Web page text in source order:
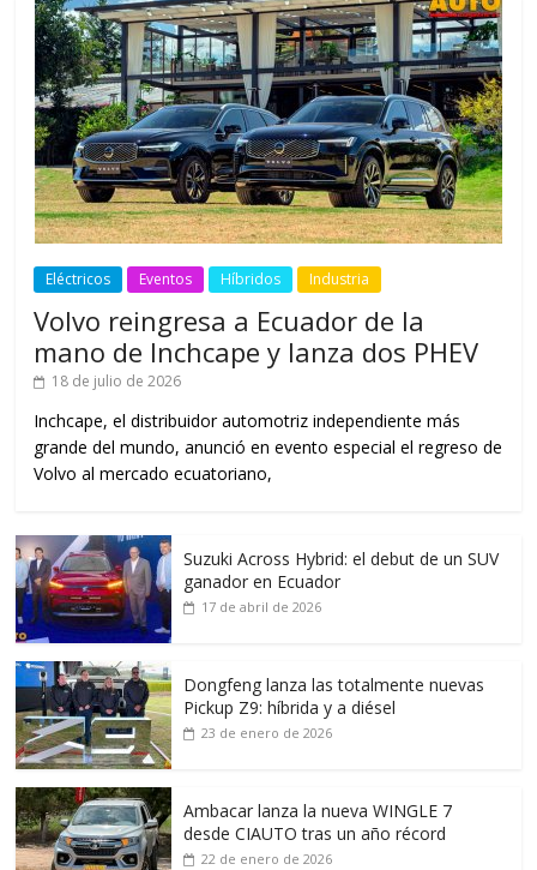
Eléctricos Eventos Híbridos Industria
Volvo reingresa a Ecuador de la
mano de Inchcape y lanza dos PHEV
18 de julio de 2026
Inchcape, el distribuidor automotriz independiente más
grande del mundo, anunció en evento especial el regreso de
Volvo al mercado ecuatoriano,
Suzuki Across Hybrid: el debut de un SUV
ganador en Ecuador
17 de abril de 2026
Dongfeng lanza las totalmente nuevas
Pickup Z9: híbrida y a diésel
23 de enero de 2026
Ambacar lanza la nueva WINGLE 7
desde CIAUTO tras un año récord
22 de enero de 2026